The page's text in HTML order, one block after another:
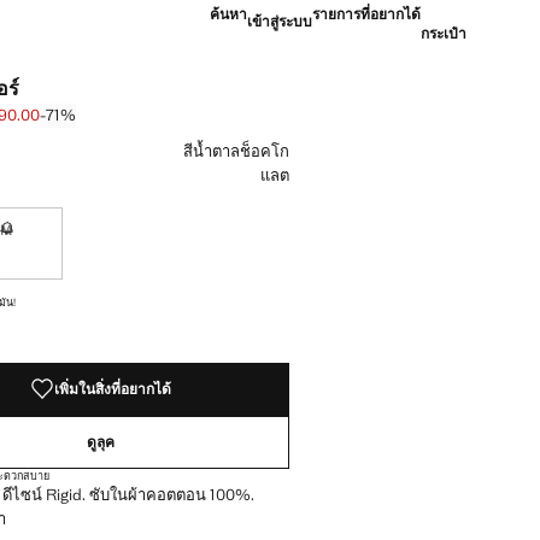
ค้นหาเข้าสู่ระบบรายการที่อยากได้
กระเป๋า
ร์
[฿ 990.00 ]
290.00 ]
-71%
สีน้ำตาลช็อคโก
แลต
M
น!
เพิ่มในสิ่งที่อยากได้
ดูลุค
ดวกสบาย
ดีไซน์ Rigid. ซับในผ้าคอตตอน 100%.